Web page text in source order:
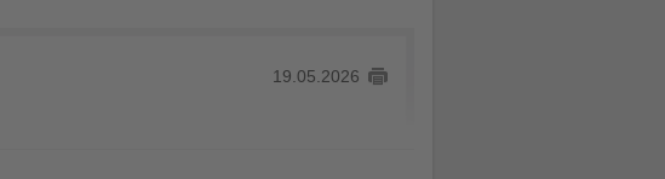
19.05.2026